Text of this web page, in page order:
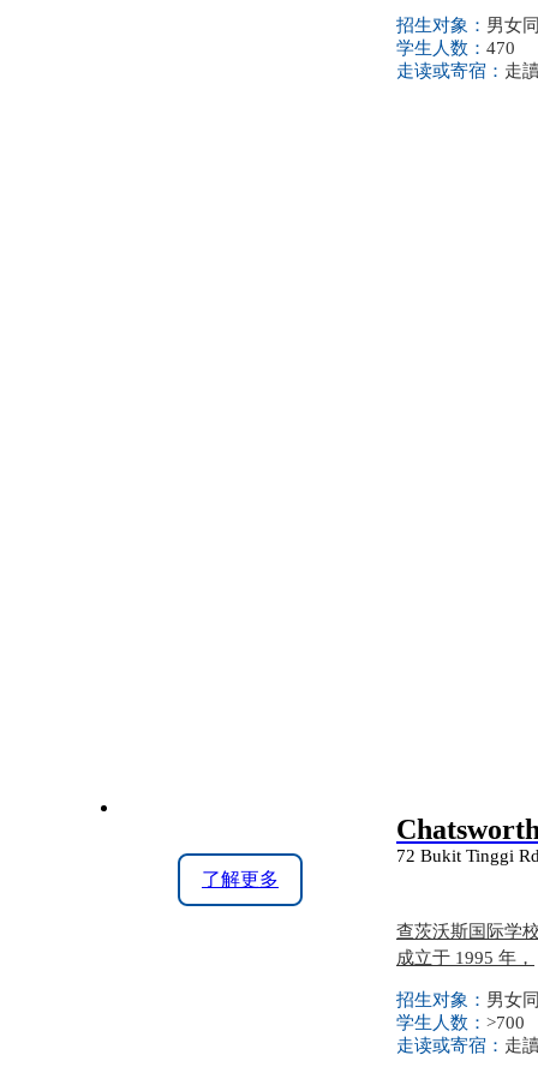
招生对象： 男女
学生人数： 470
走读或寄宿： 走
了解更多
72 Bukit Tinggi
查茨沃斯国际学
成立于 1995 年，
招生对象： 男女
学生人数： >700
走读或寄宿： 走